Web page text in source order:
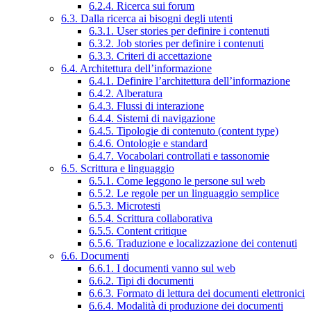
6.2.4. Ricerca sui forum
6.3. Dalla ricerca ai bisogni degli utenti
6.3.1. User stories per definire i contenuti
6.3.2. Job stories per definire i contenuti
6.3.3. Criteri di accettazione
6.4. Architettura dell’informazione
6.4.1. Definire l’architettura dell’informazione
6.4.2. Alberatura
6.4.3. Flussi di interazione
6.4.4. Sistemi di navigazione
6.4.5. Tipologie di contenuto (content type)
6.4.6. Ontologie e standard
6.4.7. Vocabolari controllati e tassonomie
6.5. Scrittura e linguaggio
6.5.1. Come leggono le persone sul web
6.5.2. Le regole per un linguaggio semplice
6.5.3. Microtesti
6.5.4. Scrittura collaborativa
6.5.5. Content critique
6.5.6. Traduzione e localizzazione dei contenuti
6.6. Documenti
6.6.1. I documenti vanno sul web
6.6.2. Tipi di documenti
6.6.3. Formato di lettura dei documenti elettronici
6.6.4. Modalità di produzione dei documenti